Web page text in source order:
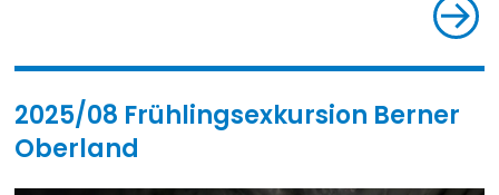
2025/08 Frühlingsexkursion Berner
Oberland